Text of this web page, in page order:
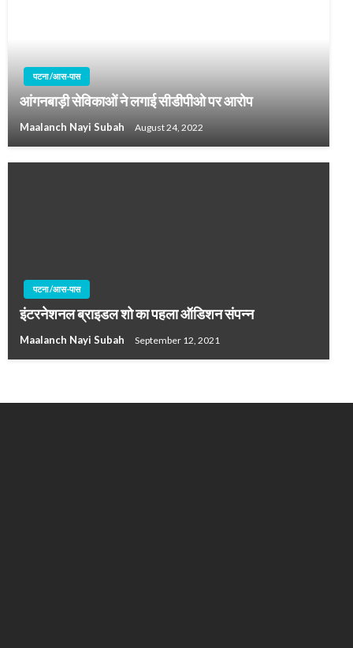
पटना /आस-पास
आंगनबाड़ी सेविकाओं ने लगाई सीडीपीओ पर आरोप
Maalanch Nayi Subah August 24, 2022
पटना /आस-पास
इंटरनेशनल ब्राइडल शो का पहला ऑडिशन संपन्न
Maalanch Nayi Subah September 12, 2021